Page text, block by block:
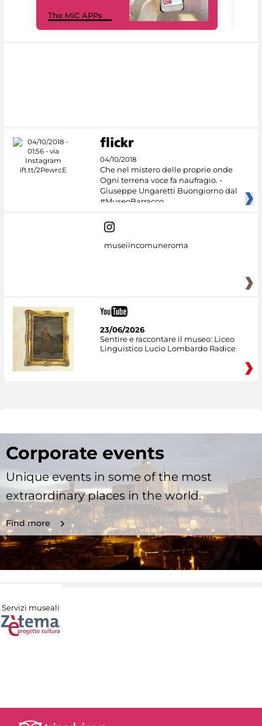
The MiC APPs
04/10/2018
Che nel mistero delle proprie onde
Ogni terrena voce fa naufragio. -
Giuseppe Ungaretti Buongiorno dal
#MuseoBarracco
museiincomuneroma
23/06/2026
Sentire e raccontare il museo: Liceo
Linguistico Lucio Lombardo Radice
Corporate events
Unique events in some of the most
extraordinary places in the world.
Find more
Servizi museali